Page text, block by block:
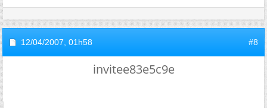
12/04/2007, 01h58 #8
invitee83e5c9e